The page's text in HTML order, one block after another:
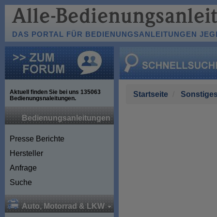
DAS PORTAL FÜR BEDIENUNGSANLEITUNGEN
Aktuell finden Sie bei uns 135063
Bedienungsnaleitungen.
Bedienungsanleitungen
Presse Berichte
Hersteller
Anfrage
Suche
Auto, Motorrad & LKW
Startseite Sonstiges